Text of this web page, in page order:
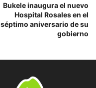
Bukele inaugura el nuevo
Hospital Rosales en el
séptimo aniversario de su
gobierno